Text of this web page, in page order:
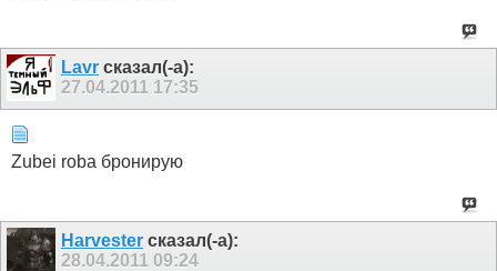
Lavr сказал(-а):
27.04.2011 17:35
Zubei roba бронирую
Harvester сказал(-а):
28.04.2011 09:24